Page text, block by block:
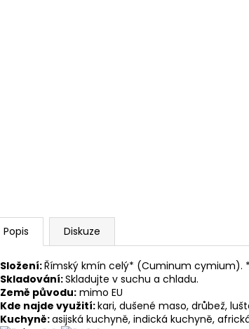
Popis Diskuze
Složení:Římský kmín celý* (Cuminum cymium).
Skladování:Skladujte v suchu a chladu.
Země původu: mimo EU
Kde najde využití:kari, dušené maso, drůbež,
Kuchyně:asijská kuchyně, indická kuchyně,